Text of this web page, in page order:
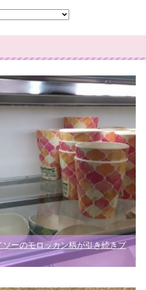
ソーのモロッカン柄が引き続きブ